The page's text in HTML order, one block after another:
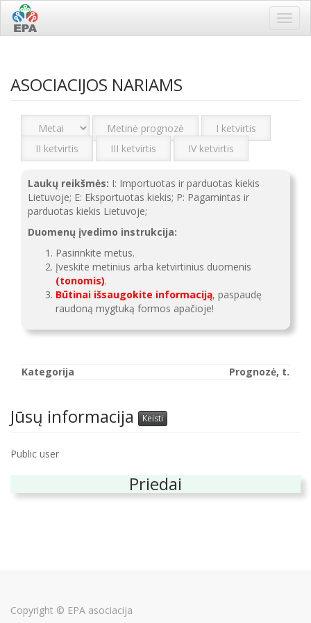
ASOCIACIJOS NARIAMS
Metinė prognozė
I ketvirtis
II ketvirtis
III ketvirtis IV ketvirtis
Laukų reikšmės: I: Importuotas ir parduotas kiekis
Lietuvoje; E: Eksportuotas kiekis; P: Pagamintas ir
parduotas kiekis Lietuvoje;
Duomenų įvedimo instrukcija:
Pasirinkite metus.
Įveskite metinius arba ketvirtinius duomenis
(tonomis).
Būtinai išsaugokite informaciją, paspaudę
raudoną mygtuką formos apačioje!
Kategorija Prognozė, t.
Jūsų informacija Keisti
Public user
Priedai
Copyright © EPA asociacija